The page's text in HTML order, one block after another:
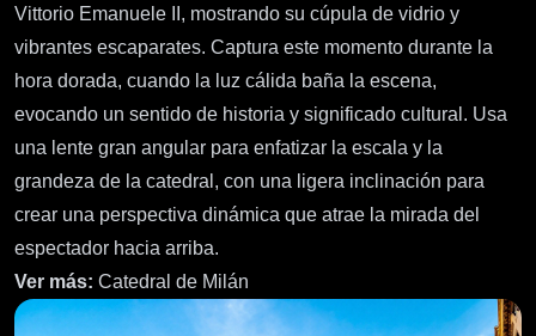
Vittorio Emanuele II, mostrando su cúpula de vidrio y
vibrantes escaparates. Captura este momento durante la
hora dorada, cuando la luz cálida baña la escena,
evocando un sentido de historia y significado cultural. Usa
una lente gran angular para enfatizar la escala y la
grandeza de la catedral, con una ligera inclinación para
crear una perspectiva dinámica que atrae la mirada del
espectador hacia arriba.
Ver más: Catedral de Milán